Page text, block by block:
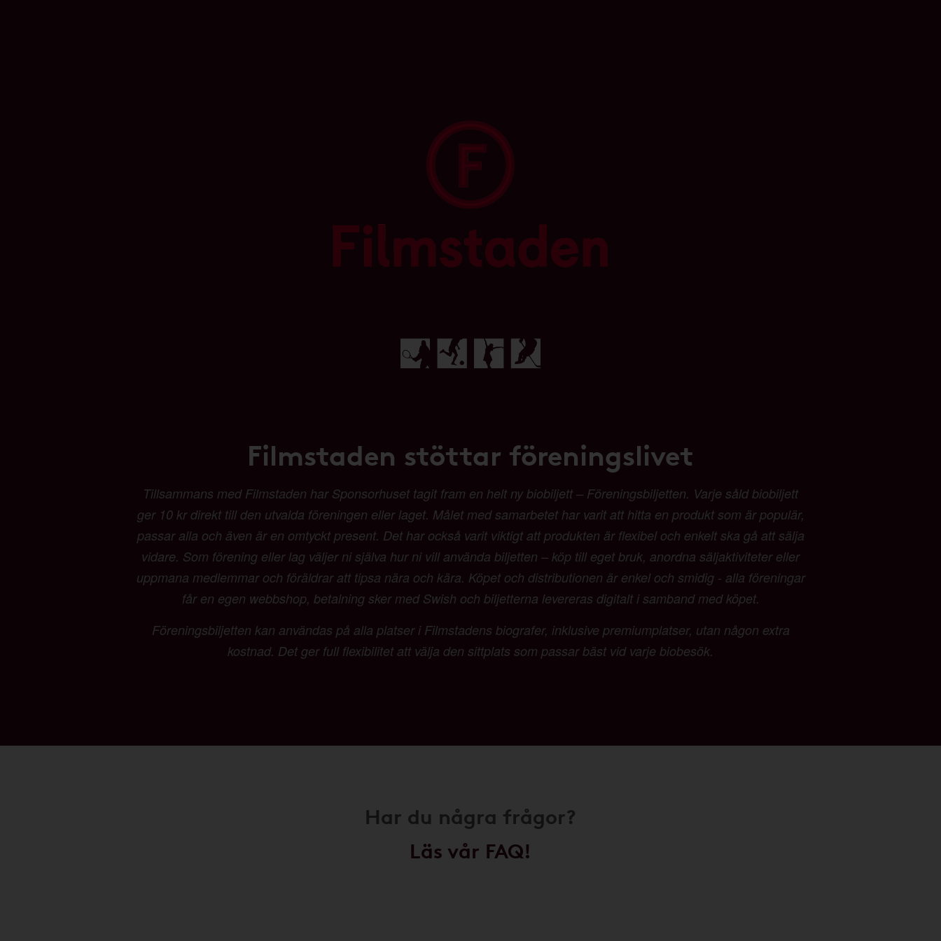
Filmstaden stöttar föreningslivet
Tillsammans med Filmstaden har Sponsorhuset tagit fram en helt ny biobiljett – Föreningsbiljetten. Varje såld biobiljett
ger 10 kr direkt till den utvalda föreningen eller laget. Målet med samarbetet har varit att hitta en produkt som är populär,
passar alla och även är en omtyckt present. Det har också varit viktigt att produkten är flexibel och enkelt ska gå att sälja
vidare. Som förening eller lag väljer ni själva hur ni vill använda biljetten – köp till eget bruk, anordna säljaktiviteter eller
uppmana medlemmar och föräldrar att tipsa nära och kära. Köpet och distributionen är enkel och smidig - alla föreningar
får en egen webbshop, betalning sker med Swish och biljetterna levereras digitalt i samband med köpet.
Föreningsbiljetten kan användas på alla platser i Filmstadens biografer, inklusive premiumplatser, utan någon extra
kostnad. Det ger full flexibilitet att välja den sittplats som passar bäst vid varje biobesök.
Har du några frågor?
Läs vår FAQ!